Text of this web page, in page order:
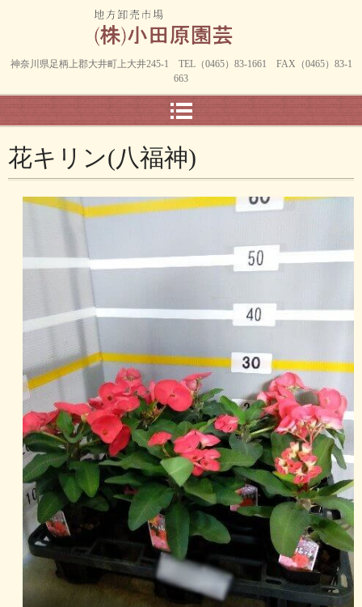
神奈川県足柄上郡大井町上大井245-1 TEL（0465）83-1661 FAX（0465）83-1
663
花キリン(八福神)